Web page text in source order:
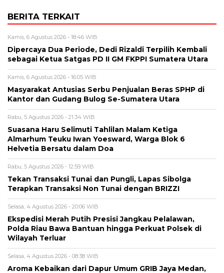
BERITA TERKAIT
Kamis, 6 Agustus 2026 - 18:46 WIB
Dipercaya Dua Periode, Dedi Rizaldi Terpilih Kembali
sebagai Ketua Satgas PD II GM FKPPI Sumatera Utara
Kamis, 6 Agustus 2026 - 16:05 WIB
Masyarakat Antusias Serbu Penjualan Beras SPHP di
Kantor dan Gudang Bulog Se-Sumatera Utara
Rabu, 5 Agustus 2026 - 21:34 WIB
Suasana Haru Selimuti Tahlilan Malam Ketiga
Almarhum Teuku Iwan Yoesward, Warga Blok 6
Helvetia Bersatu dalam Doa
Rabu, 5 Agustus 2026 - 12:59 WIB
Tekan Transaksi Tunai dan Pungli, Lapas Sibolga
Terapkan Transaksi Non Tunai dengan BRIZZI
Selasa, 4 Agustus 2026 - 20:06 WIB
Ekspedisi Merah Putih Presisi Jangkau Pelalawan,
Polda Riau Bawa Bantuan hingga Perkuat Polsek di
Wilayah Terluar
Selasa, 4 Agustus 2026 - 08:38 WIB
Aroma Kebaikan dari Dapur Umum GRIB Jaya Medan,